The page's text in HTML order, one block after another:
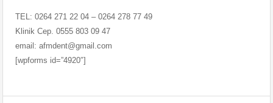
TEL: 0264 271 22 04 – 0264 278 77 49
Klinik Cep. 0555 803 09 47
email: afmdent@gmail.com
[wpforms id=”4920″]